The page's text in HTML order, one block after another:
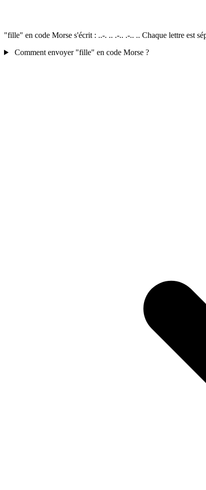
"fille" en code Morse s'écrit : ..-. .. .-.. .-.. .. Chaque lettre est
Comment envoyer "fille" en code Morse ?